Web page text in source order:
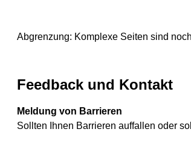
Abgrenzung: Komplexe Seiten sind
Feedback und Kontakt
Meldung von Barrieren
Sollten Ihnen Barrieren auffallen oder